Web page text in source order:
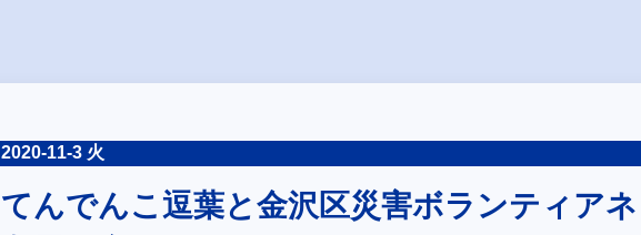
2020-11-3 火
てんでんこ逗葉と金沢区災害ボランティアネ